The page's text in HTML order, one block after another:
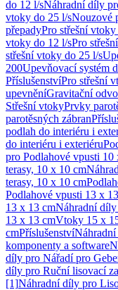
do 12 l/sNáhradní díly
vtoky do 25 l/sNouzové
přepadyPro střešní
vtoky do 12 l/sPro
střešní vtoky do 25 l/s
200Upevňovací systém
PříslušenstvíPro střešní
upevněníGravitační
Střešní vtokyPrvky
parotěsných zábran
podlah do interiéru i
do interiéru i exteriéru
pro Podlahové vpusti 10
terasy, 10 x 10 cm
terasy, 10 x 10 cm
Podlahové vpusti 13 x
13 x 13 cmNáhradní díly
13 x 13 cmVtoky 15 x
cmPříslušenství
komponenty a software
díly pro Nářadí pro
díly pro Ruční lisovací
[1]Náhradní díly pro